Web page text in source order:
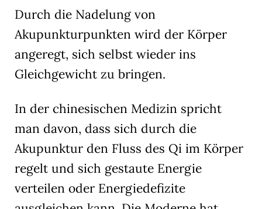
Durch die Nadelung von
Akupunkturpunkten wird der Körper
angeregt, sich selbst wieder ins
Gleichgewicht zu bringen.
In der chinesischen Medizin spricht
man davon, dass sich durch die
Akupunktur den Fluss des Qi im Körper
regelt und sich gestaute Energie
verteilen oder Energiedefizite